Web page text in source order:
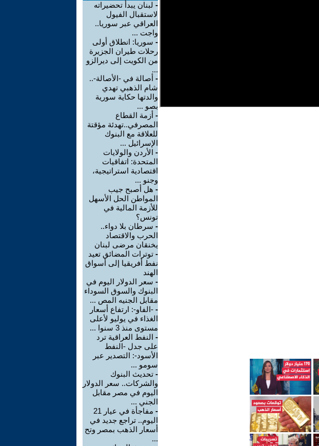
- لبنان يبدأ تحضيراته
لاستقبال الفيول
العراقي عبر سوريا..
واجت ...
- سوريا: انطلاق أولى
رحلات طيران الجزيرة
من الكويت إلى ديرالزو
...
- أصالة في -الأصالة-..
شام الذهبي تهدي
والدتها حكاية سورية
بصو ...
- أزمة القطاع
المصرفي..تهدئة مؤقتة
للعلاقة مع البنوك
الإسرائيل ...
- الأردن والولايات
المتحدة: اتفاقيات
اقتصادية استراتيجية،
وجنو ...
- هل أصبح جيب
المواطن الحل الأسهل
للأزمة المالية في
تونس؟
- سرطان بلا دواء..
الحرب والاقتصاد
يخنقان مرضى لبنان
- توترات المضائق تعيد
نفط أفريقيا إلى أسواق
الهند
- سعر الدولار اليوم في
البنوك والسوق السوداء
مقابل الجنيه المص ...
- -الفاو-: ارتفاع أسعار
الغذاء في يوليو لأعلى
مستوى منذ 3 سنوا ...
- النفط العراقية ترد
على جدل -النفط
الأسود-: التصدير عبر
سومو ...
- تحديث البنوك
والشركات.. سعر الدولار
اليوم في مصر مقابل
الجني ...
-
مفاجأة في عيار 21
اليوم.. تراجع جديد في
أسعار الذهب بمصر وتح
...